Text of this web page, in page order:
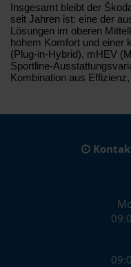
Insgesamt bleibt der
seit Jahren ist: eine der
Lösungen im oberen
hohem Komfort und einer
(Plug-in-Hybrid), mHEV
Sportline-
Kombination aus